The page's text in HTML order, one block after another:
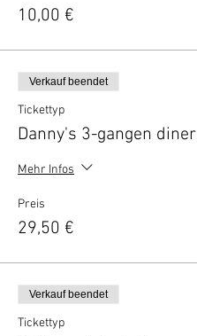
10,00 €
Verkauf beendet
Tickettyp
Danny's 3-gangen diner
Mehr Infos
Preis
29,50 €
Verkauf beendet
Tickettyp